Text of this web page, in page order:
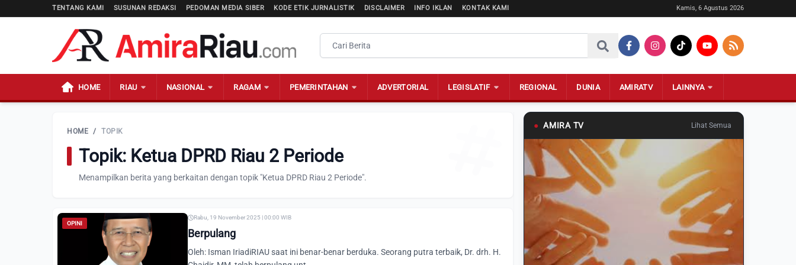
TENTANG KAMI SUSUNAN REDAKSI PEDOMAN MEDIA SIBER KODE ETIK JURNALISTIK DISCLAIMER INFO IKLAN KONTAK KAMI Kamis, 6 Agustus 2026
HOME RIAU NASIONAL RAGAM PEMERINTAHAN ADVERTORIAL LEGISLATIF REGIONAL DUNIA AMIRATV LAINNYA
HOME / TOPIK
Topik: Ketua DPRD Riau 2 Periode
Menampilkan berita yang berkaitan dengan topik "Ketua DPRD Riau 2 Periode".
OPINI
Rabu, 19 November 2025 | 00:00 WIB
Berpulang
Oleh: Isman IriadiRIAU saat ini benar-benar berduka. Seorang putra terbaik, Dr. drh. H.
● AMIRA TV Lihat Semua